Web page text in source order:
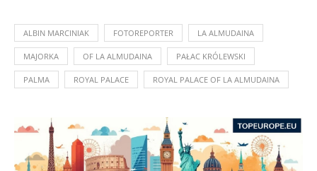
ALBIN MARCINIAK FOTOREPORTER LA ALMUDAINA
MAJORKA OF LA ALMUDAINA PAŁAC KRÓLEWSKI
PALMA ROYAL PALACE ROYAL PALACE OF LA ALMUDAINA